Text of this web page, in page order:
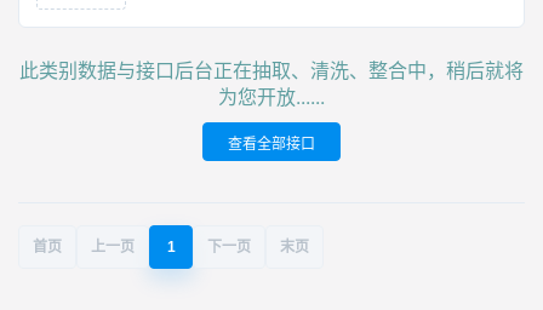
此类别数据与接口后台正在抽取、清洗、整合中，稍后就将
为您开放......
查看全部接口
首页 上一页 1 下一页 末页